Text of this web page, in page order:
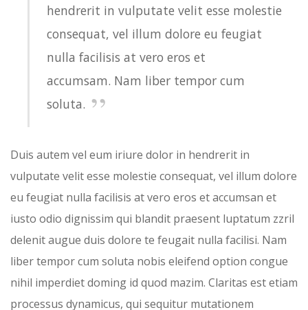
hendrerit in vulputate velit esse molestie
consequat, vel illum dolore eu feugiat
nulla facilisis at vero eros et
accumsam. Nam liber tempor cum
soluta.
Duis autem vel eum iriure dolor in hendrerit in
vulputate velit esse molestie consequat, vel illum dolore
eu feugiat nulla facilisis at vero eros et accumsan et
iusto odio dignissim qui blandit praesent luptatum zzril
delenit augue duis dolore te feugait nulla facilisi. Nam
liber tempor cum soluta nobis eleifend option congue
nihil imperdiet doming id quod mazim. Claritas est etiam
processus dynamicus, qui sequitur mutationem